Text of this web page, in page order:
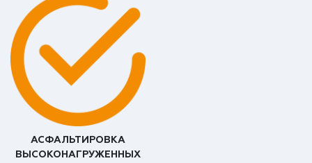
АСФАЛЬТИРОВКА
ВЫСОКОНАГРУЖЕННЫХ